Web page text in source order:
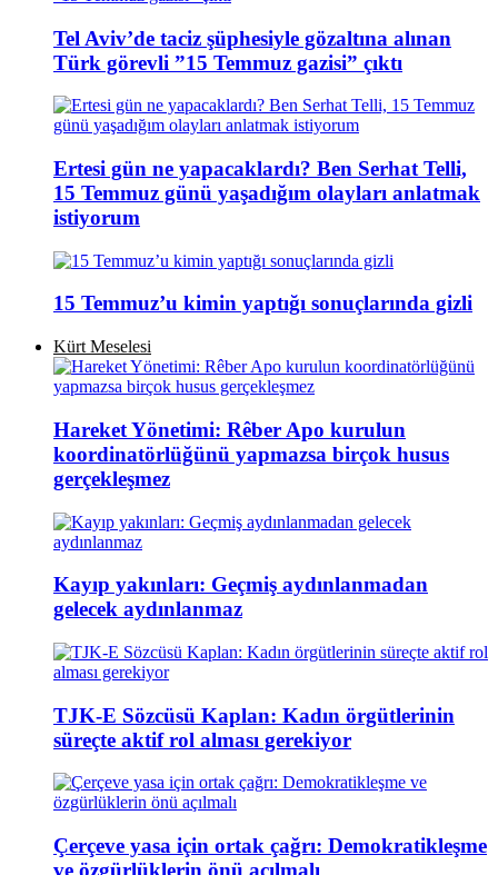
Tel Aviv’de taciz şüphesiyle gözaltına alınan
Türk görevli ”15 Temmuz gazisi” çıktı
Ertesi gün ne yapacaklardı? Ben Serhat Telli,
15 Temmuz günü yaşadığım olayları anlatmak
istiyorum
15 Temmuz’u kimin yaptığı sonuçlarında gizli
Kürt Meselesi
Hareket Yönetimi: Rêber Apo kurulun
koordinatörlüğünü yapmazsa birçok husus
gerçekleşmez
Kayıp yakınları: Geçmiş aydınlanmadan
gelecek aydınlanmaz
TJK-E Sözcüsü Kaplan: Kadın örgütlerinin
süreçte aktif rol alması gerekiyor
Çerçeve yasa için ortak çağrı: Demokratikleşme
ve özgürlüklerin önü açılmalı